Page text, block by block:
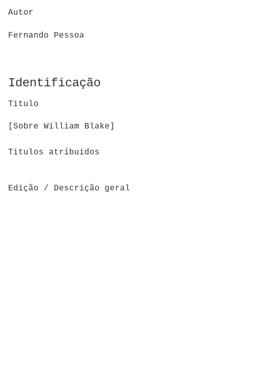
Autor
Fernando Pessoa
Identificação
Titulo
[Sobre William Blake]
Titulos atríbuidos
Edição / Descrição geral